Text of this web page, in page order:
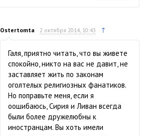
Ostertomta 2 октября 2014, 10:43 ↑
Галя, приятно читать, что вы живете
спокойно, никто на вас не давит, не
заставляет жить по законам
оголтелых религиозных фанатиков.
Но поправьте меня, если я
оошибаюсь, Сирия и Ливан всегда
были более дружелюбны к
иностранцам. Вы хоть имели